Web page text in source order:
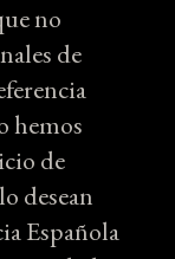
no
de
hemos
de
desean
Española